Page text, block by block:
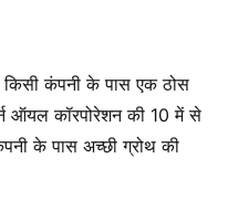
किसी कंपनी के पास एक ठोस
ऑयल कॉरपोरेशन की 10 में से
के पास अच्छी ग्रोथ की